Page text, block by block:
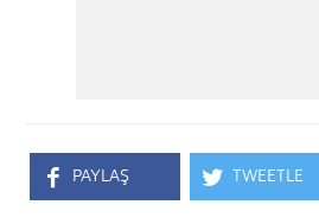
PAYLAŞ TWEETLE